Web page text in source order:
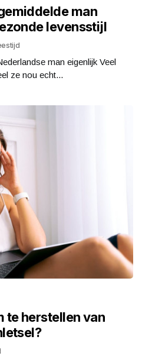
man
levensstijl
man eigenlijk Veel
ze nou echt...
te herstellen van